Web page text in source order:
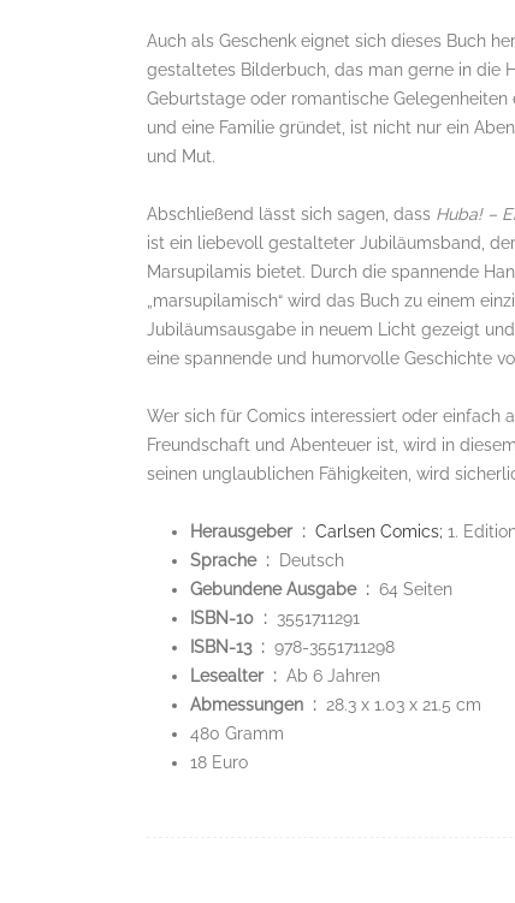
Auch als Geschenk eignet sich dieses Buch
gestaltetes Bilderbuch, das man gerne in die
Geburtstage oder romantische
und eine Familie gründet, ist nicht nur ein
und Mut.
Abschließend lässt sich sagen, dass Huba! –
ist ein liebevoll gestalteter Jubiläumsband,
Marsupilamis bietet. Durch die spannende
„marsupilamisch“ wird das Buch zu einem
Jubiläumsausgabe in neuem Licht gezeigt
eine spannende und humorvolle Geschichte
Wer sich für Comics interessiert oder einfach
Freundschaft und Abenteuer ist, wird in
seinen unglaublichen Fähigkeiten, wird
Herausgeber ‏ : Carlsen Comics; 1.
Sprache ‏ : ‎
Deutsch
Gebundene Ausgabe ‏ : ‎ 64 Seiten
ISBN-10 ‏ : ‎ 3551711291
ISBN-13 ‏ : ‎ 978-3551711298
Lesealter ‏ : ‎ Ab 6 Jahren
Abmessungen ‏ : ‎ 28.3 x 1.03 x 21.5 cm
480 Gramm
18 Euro